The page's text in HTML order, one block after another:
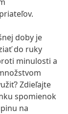
doby je
do ruky
minulosti a
Zdieľajte
spomienok
na